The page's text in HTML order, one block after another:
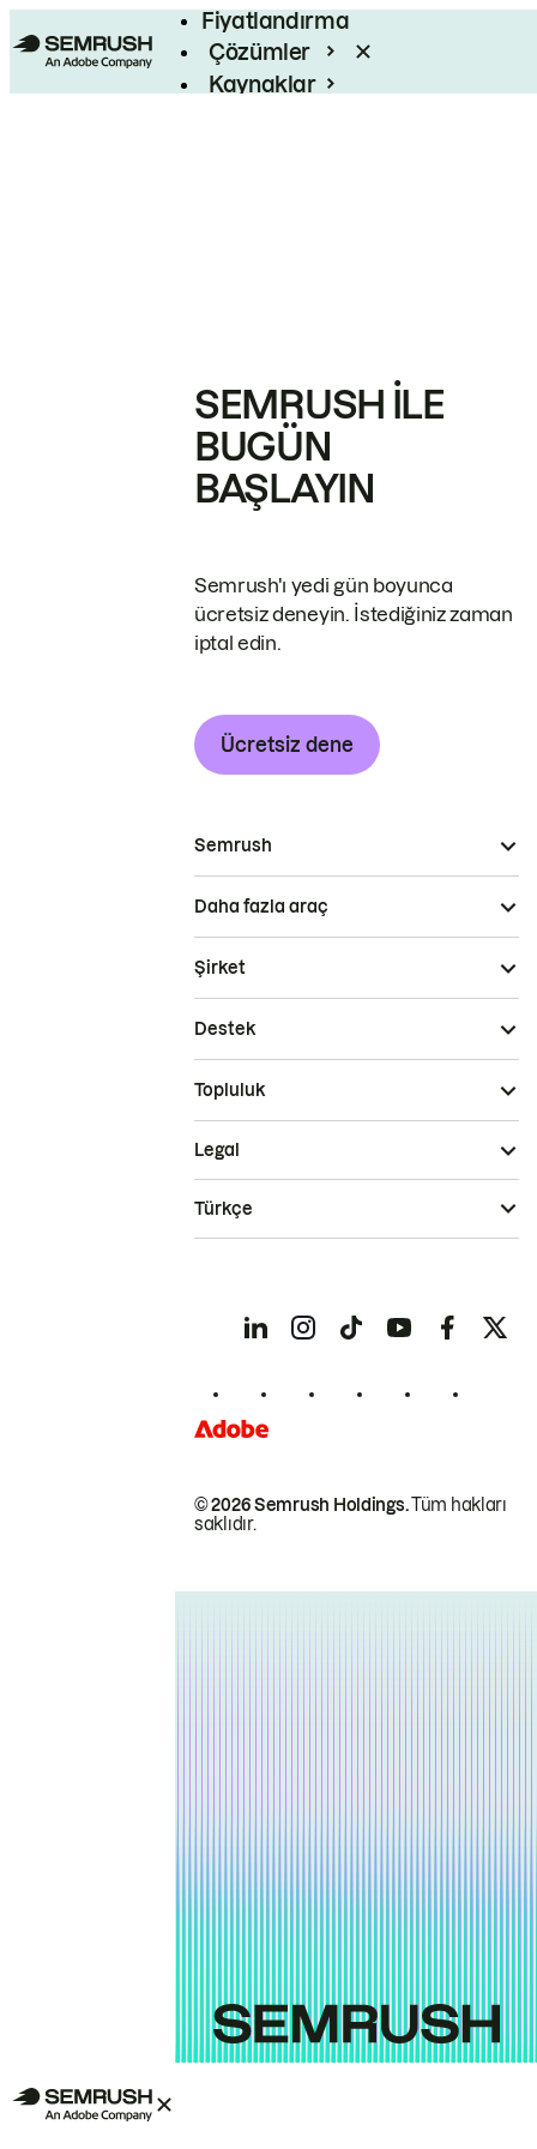
Fiyatlandırma
Çözümler
Kaynaklar
SEMRUSH ILE
BUGÜN
BAŞLAYIN
Semrush'ı yedi gün boyunca
ücretsiz deneyin. İstediğiniz zaman
iptal edin.
Ücretsiz dene
Semrush
Daha fazla araç
Şirket
Destek
Topluluk
© 2026 Semrush Holdings.Tüm hakları
saklıdır.
Legal
Türkçe